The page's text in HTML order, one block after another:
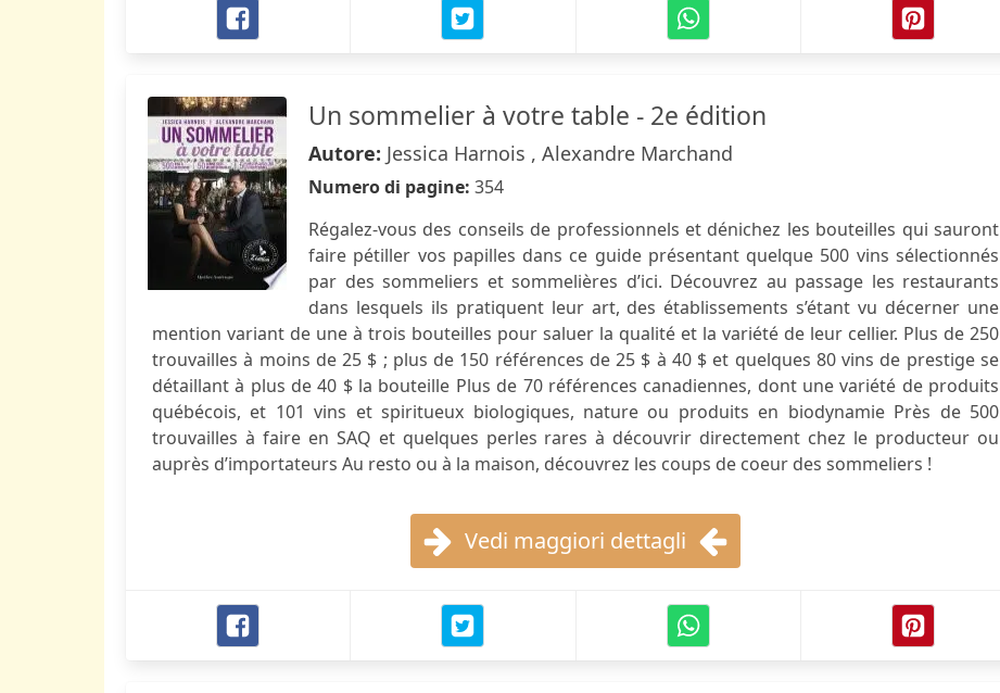
Un sommelier à votre table - 2e édition
Autore: Jessica Harnois , Alexandre Marchand
Numero di pagine: 354
Régalez-vous des conseils de professionnels et dénichez les bouteilles qui sauront
faire pétiller vos papilles dans ce guide présentant quelque 500 vins sélectionnés
par des sommeliers et sommelières d’ici. Découvrez au passage les restaurants
dans lesquels ils pratiquent leur art, des établissements s’étant vu décerner une
mention variant de une à trois bouteilles pour saluer la qualité et la variété de leur cellier. Plus de 250
trouvailles à moins de 25 $ ; plus de 150 références de 25 $ à 40 $ et quelques 80 vins de prestige se
détaillant à plus de 40 $ la bouteille Plus de 70 références canadiennes, dont une variété de produits
québécois, et 101 vins et spiritueux biologiques, nature ou produits en biodynamie Près de 500
trouvailles à faire en SAQ et quelques perles rares à découvrir directement chez le producteur ou
auprès d’importateurs Au resto ou à la maison, découvrez les coups de coeur des sommeliers !
Vedi maggiori dettagli